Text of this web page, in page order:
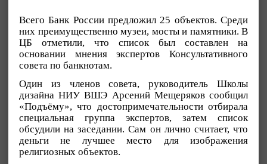
Всего Банк России предложил 25 объектов. Среди
них преимущественно музеи, мосты и памятники. В
ЦБ отметили, что список был составлен на
основании мнения экспертов Консультативного
совета по банкнотам.
Один из членов совета, руководитель Школы
дизайна НИУ ВШЭ Арсений Мещеряков сообщил
«Подъёму», что достопримечательности отбирала
специальная группа экспертов, затем список
обсудили на заседании. Сам он лично считает, что
деньги не лучшее место для изображения
религиозных объектов.